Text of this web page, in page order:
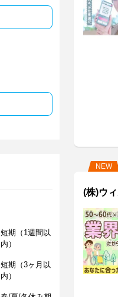
短期（1週間以
内）
短期（3ヶ月以
内）
NEW
(株)ウ